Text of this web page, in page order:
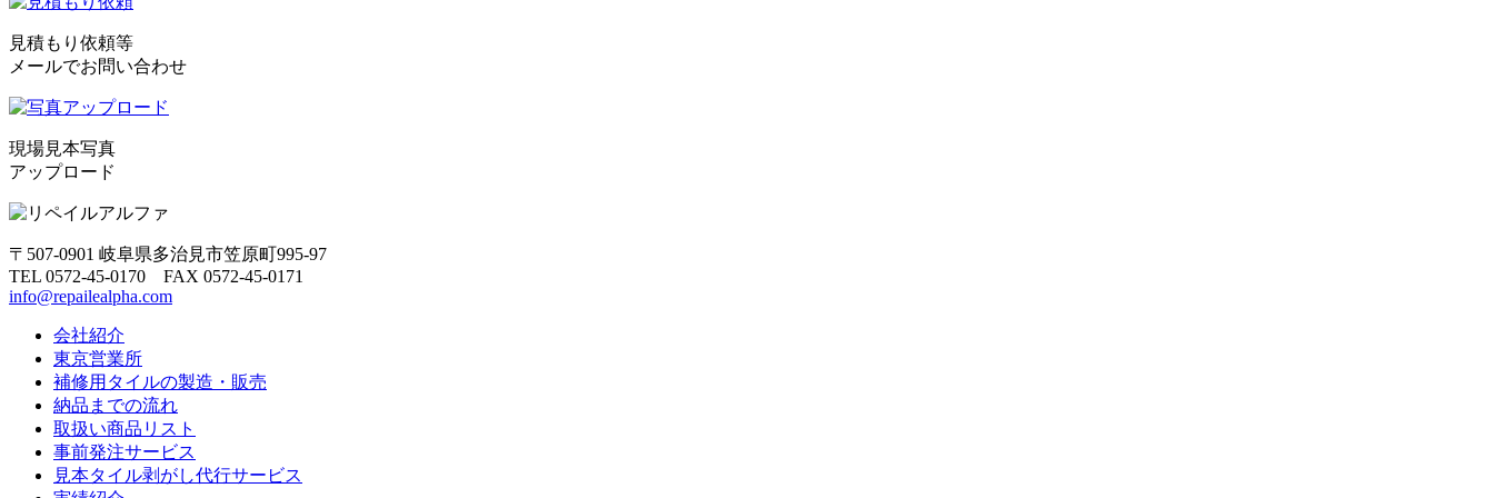
見積もり依頼等
メールでお問い合わせ
現場見本写真
アップロード
〒507-0901 岐阜県多治見市笠原町995-97
TEL 0572-45-0170 FAX 0572-45-0171
info@repailealpha.com
会社紹介
東京営業所
補修用タイルの製造・販売
納品までの流れ
取扱い商品リスト
事前発注サービス
見本タイル剥がし代行サービス